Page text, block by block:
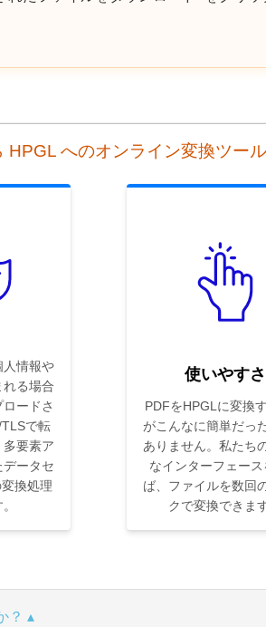
HPGL へのオンライン変換ツール
人情報や
れる場合
ードさ
で転
要素ア
データセ
換処理
使いやすさ
PDFをHPGLに変換
がこんなに簡単だっ
ありません。私たち
なインターフェース
ば、ファイルを数回
クで変換できます
？